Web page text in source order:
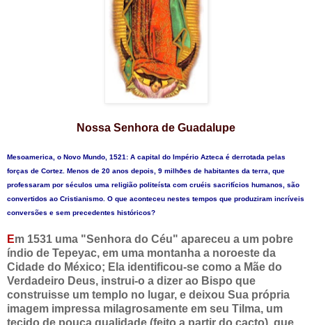
Nossa Senhora de Guadalupe
Mesoamerica, o Novo Mundo, 1521: A capital do Império Azteca é derrotada pelas
forças de Cortez. Menos de 20 anos depois, 9 milhðes de habitantes da terra, que
professaram por séculos uma religião politeísta com cruéis sacrifícios humanos, são
convertidos ao Cristianismo. O que aconteceu nestes tempos que produziram incríveis
conversões e sem precedentes históricos?
Em 1531 uma "Senhora do Céu" apareceu a um pobre
índio de Tepeyac, em uma montanha a noroeste da
Cidade do México; Ela identificou-se como a Mãe do
Verdadeiro Deus, instrui-o a dizer ao Bispo que
construisse um templo no lugar, e deixou Sua própria
imagem impressa milagrosamente em seu Tilma, um